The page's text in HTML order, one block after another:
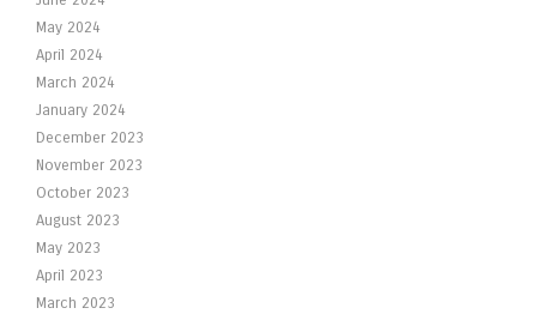
May 2024
April 2024
March 2024
January 2024
December 2023
November 2023
October 2023
August 2023
May 2023
April 2023
March 2023